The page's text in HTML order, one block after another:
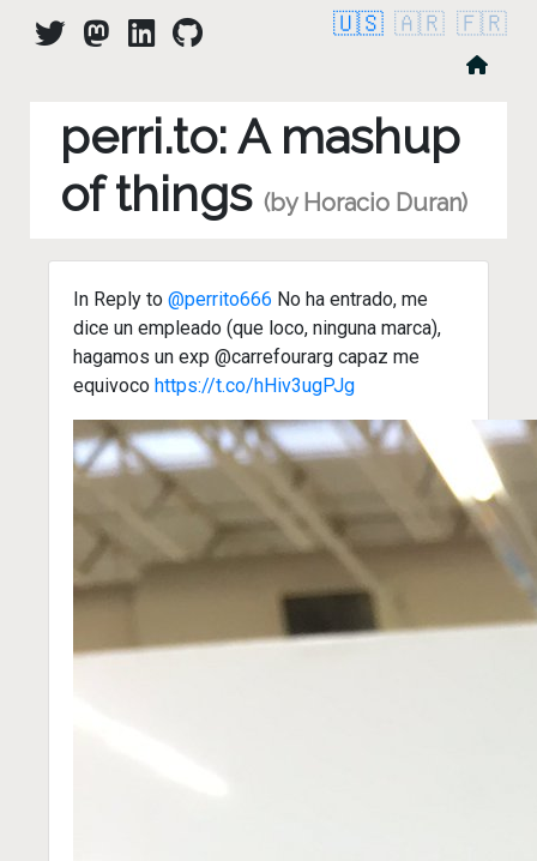
🇺🇸 🇦🇷 🇫🇷
perri.to: A mashup
of things (by Horacio Duran)
In Reply to @perrito666 No ha entrado, me
dice un empleado (que loco, ninguna marca),
hagamos un exp @carrefourarg capaz me
equivoco https://t.co/hHiv3ugPJg